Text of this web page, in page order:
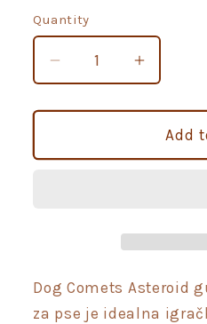
Quantity
Quantity
Decrease
quantity
for
Comets
za
pse
Increase
quantity
for
Dog
Comets
za
za
pse
Add
Dog Comets Asteroid
za pse je idealna